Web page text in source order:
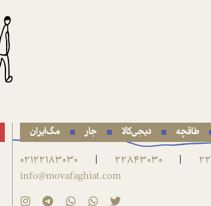
طاقچه دیجی‌کالا جار مگ‌ایران
|
22843030
|
02122183030
info@movafaghiat.com